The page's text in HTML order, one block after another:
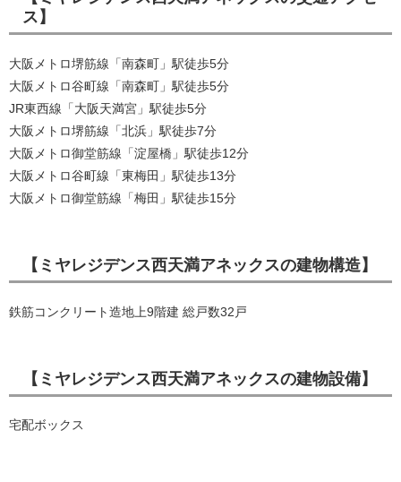
ス】
大阪メトロ堺筋線「南森町」駅徒歩5分
大阪メトロ谷町線「南森町」駅徒歩5分
JR東西線「大阪天満宮」駅徒歩5分
大阪メトロ堺筋線「北浜」駅徒歩7分
大阪メトロ御堂筋線「淀屋橋」駅徒歩12分
大阪メトロ谷町線「東梅田」駅徒歩13分
大阪メトロ御堂筋線「梅田」駅徒歩15分
【ミヤレジデンス西天満アネックスの建物構造】
鉄筋コンクリート造地上9階建 総戸数32戸
【ミヤレジデンス西天満アネックスの建物設備】
宅配ボックス